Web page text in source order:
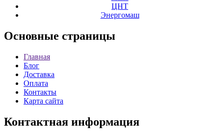
ЦНТ
Энергомаш
Основные страницы
Главная
Блог
Доставка
Оплата
Контакты
Карта сайта
Контактная информация